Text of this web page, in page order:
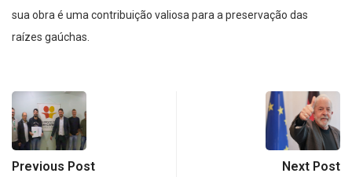
sua obra é uma contribuição valiosa para a preservação das
raízes gaúchas.
Previous Post Next Post